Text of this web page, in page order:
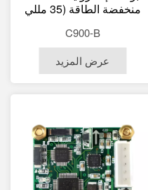
منخفضة الطاقة (35 مللي
للتكامل مع نظام تحديد
وتطبيقات المسح
C900-B
عرض المزيد